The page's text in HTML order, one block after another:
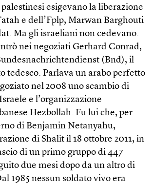
esigevano la liberazione
e dell’Fplp, Marwan Barghouti
Ma gli israeliani non cedevano.
nei negoziati Gerhard Conrad,
(Bnd), il
tedesco. Parlava un arabo perfetto
nel 2008 uno scambio di
e l’organizzazione
Hezbollah. Fu lui che, per
di Benjamin Netanyahu,
di Shalit il 18 ottobre 2011, in
di un primo gruppo di 447
due mesi dopo da un altro di
1985 nessun soldato vivo era